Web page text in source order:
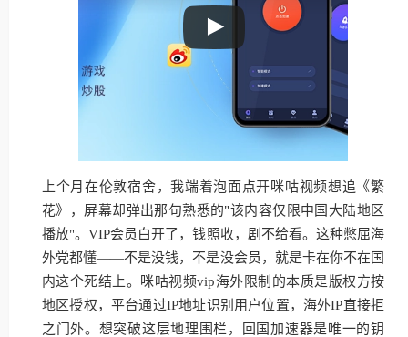
上个月在伦敦宿舍，我端着泡面点开咪咕视频想追《繁
花》，屏幕却弹出那句熟悉的"该内容仅限中国大陆地区
播放"。VIP会员白开了，钱照收，剧不给看。这种憋屈海
外党都懂——不是没钱，不是没会员，就是卡在你不在国
内这个死结上。咪咕视频vip海外限制的本质是版权方按
地区授权，平台通过IP地址识别用户位置，海外IP直接拒
之门外。想突破这层地理围栏，回国加速器是唯一的钥